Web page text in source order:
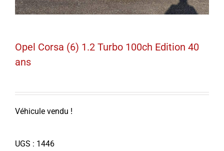
Opel Corsa (6) 1.2 Turbo 100ch Edition 40
ans
Véhicule vendu !
UGS : 1446